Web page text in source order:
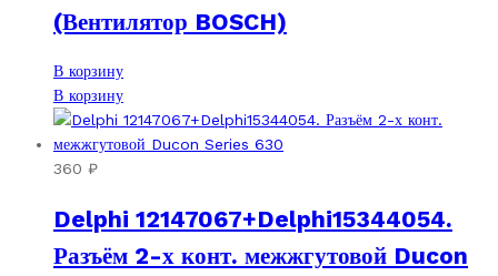
(Вентилятор BOSCH)
В корзину
В корзину
360 ₽
Delphi 12147067+Delphi15344054.
Разъём 2-х конт. межжгутовой Ducon